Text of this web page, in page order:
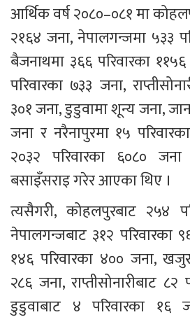
आर्थिक वर्ष २०८०–०८१ मा
२१६४ जना, नेपालगन्जमा ५३३
बैजनाथमा ३६६ परिवारका
परिवारका ७३३ जना,
३०१ जना, डुडुवामा शून्य जना,
जना र नरैनापुरमा १५
२०३२ परिवारका ६०८० जना
बसाइँसराइ गरेर आएका थिए ।
त्यसैगरी, कोहलपुरबाट २५४
नेपालगन्जबाट ३१२ परिवारका
१४६ परिवारका ४०० जना,
२८६ जना, राप्तीसोनारीबाट
डुडुवाबाट ४ परिवारका १६